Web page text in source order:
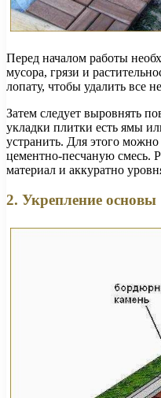
Перед началом работы
мусора, грязи и
лопату, чтобы удалить все
Затем следует выровнять
укладки плитки есть ямы
устранить. Для этого
цементно-песчаную смесь.
материал и аккуратно
2. Укрепление основы